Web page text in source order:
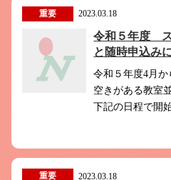
重要 2023.03.18
令和５年度
と随時申込み
令和５年度4月
空きがある教室
下記の日程で開
重要 2023.03.18